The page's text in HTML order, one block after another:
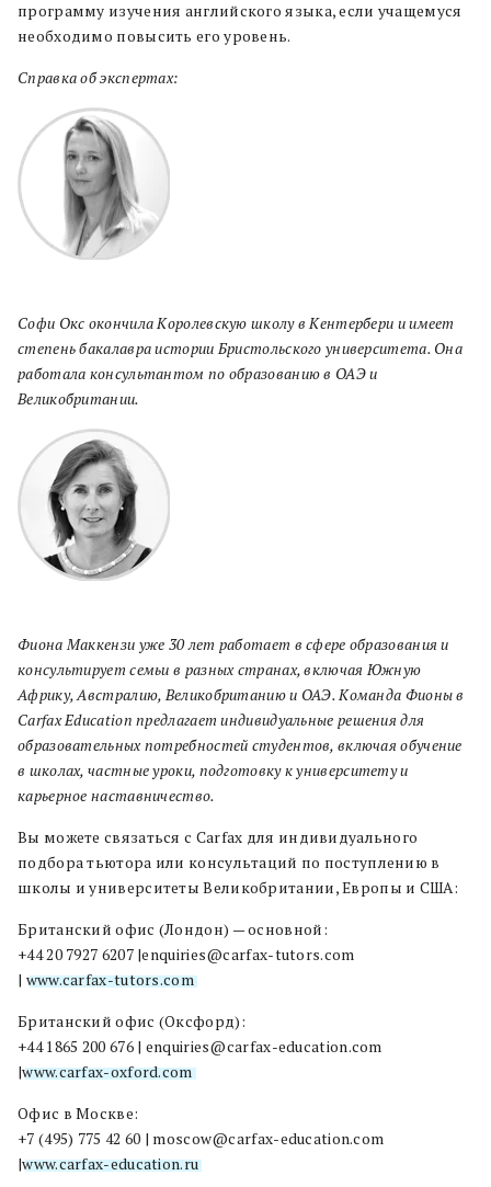
программу изучения английского языка, если учащемуся
необходимо повысить его уровень.
Справка об экспертах:
Софи Окс окончила Королевскую школу в Кентербери и имеет
степень бакалавра истории Бристольского университета. Она
работала консультантом по образованию в ОАЭ и
Великобритании.
Фиона Маккензи уже 30 лет работает в сфере образования и
консультирует семьи в разных странах, включая Южную
Африку, Австралию, Великобританию и ОАЭ. Команда Фионы в
Carfax Education предлагает индивидуальные решения для
образовательных потребностей студентов, включая обучение
в школах, частные уроки, подготовку к университету и
карьерное наставничество.
Вы можете связаться с Carfax для индивидуального
подбора тьютора или консультаций по поступлению в
школы и университеты Великобритании, Европы и США:
Британский офис (Лондон) — основной:
+44 20 7927 6207 |enquiries@carfax-tutors.com
| www.carfax-tutors.com
Британский офис (Оксфорд):
+44 1865 200 676 | enquiries@carfax-education.com
|www.carfax-oxford.com
Офис в Москве:
+7 (495) 775 42 60 | moscow@carfax-education.com
|www.carfax-education.ru